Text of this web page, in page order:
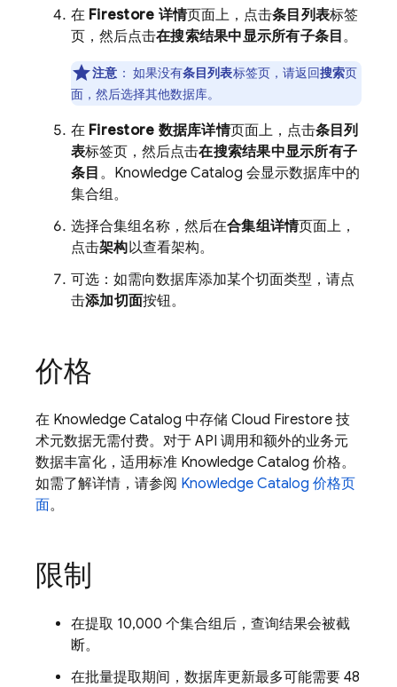
在 Firestore 详情页面上，点击条目列表标签
页，然后点击在搜索结果中显示所有子条目 。
注意 ： 如果没有条目列表标签页，请返回搜索页
面，然后选择其他数据库。
在 Firestore 数据库详情页面上，点击条目列
表标签页，然后点击在搜索结果中显示所有子
条目 。Knowledge Catalog 会显示数据库中的
集合组。
选择合集组名称，然后在合集组详情页面上，
点击架构以查看架构。
可选：如需向数据库添加某个切面类型，请点
击添加切面按钮。
价格
在 Knowledge Catalog 中存储 Cloud Firestore 技
术元数据无需付费。对于 API 调用和额外的业务元
数据丰富化，适用标准 Knowledge Catalog 价格。
如需了解详情，请参阅 Knowledge Catalog 价格页
面。
限制
在提取 10,000 个集合组后，查询结果会被截
断。
在批量提取期间，数据库更新最多可能需要 48